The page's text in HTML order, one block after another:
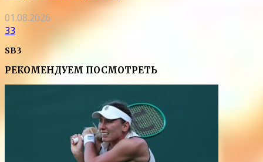
01.08.2026
33
SB3
РЕКОМЕНДУЕМ ПОСМОТРЕТЬ